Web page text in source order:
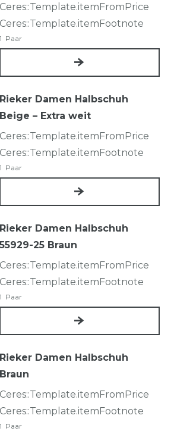
Ceres::Template.itemFromPrice
Ceres::Template.itemFootnote
1 Paar
Rieker Damen Halbschuh
Beige – Extra weit
Ceres::Template.itemFromPrice
Ceres::Template.itemFootnote
1 Paar
Rieker Damen Halbschuh
55929-25 Braun
Ceres::Template.itemFromPrice
Ceres::Template.itemFootnote
1 Paar
Rieker Damen Halbschuh
Braun
Ceres::Template.itemFromPrice
Ceres::Template.itemFootnote
1 Paar